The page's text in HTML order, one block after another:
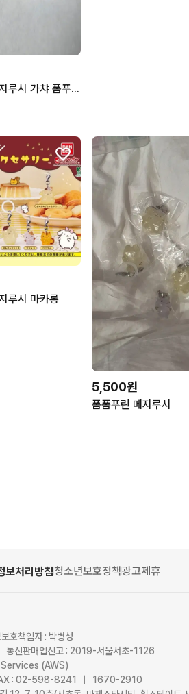
폼폼푸린 메지루시 가챠 폼푸&머핀 미개봉 새상품
루시 마카롱
5,500원
폼폼푸린 메지루시
보처리방침청소년보호정책광고제휴
호책임자 : 박병성
신판매업신고 : 2019-서울서초-1126
Services (AWS)
: 02-598-8241 | 1670-2910